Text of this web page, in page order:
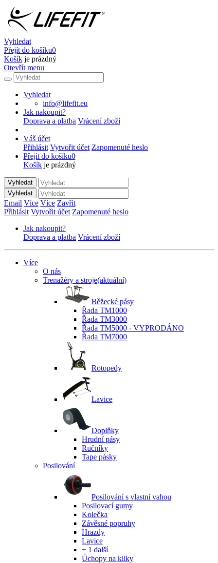
Vyhledat
Přejít do košíku0
Košík je prázdný
Otevřít menu
Vyhledat
info@lifefit.eu
Jak nakoupit?
Doprava a platba Vrácení zboží
Váš účet
Přihlásit Vytvořit účet Zapomenuté heslo
Přejít do košíku0
Košík je prázdný
Vyhledat
Vyhledat
Email Více Více Zavřít
Přihlásit Vytvořit účet Zapomenuté heslo
Jak nakoupit?
Doprava a platba Vrácení zboží
Více
O nás
Trenažéry a stroje(aktuální)
Běžecké pásy
Řada TM1000
Řada TM3000
Řada TM5000 - VYPRODÁNO
Řada TM7000
Rotopedy
Lavice
Doplňky
Hrudní pásy
Ručníky
Tape pásky
Posilování
Posilování s vlastní vahou
Posilovací gumy
Kolečka
Závěsné popruhy
Hrazdy
Lavice
+ 1 další
Úchopy na kliky